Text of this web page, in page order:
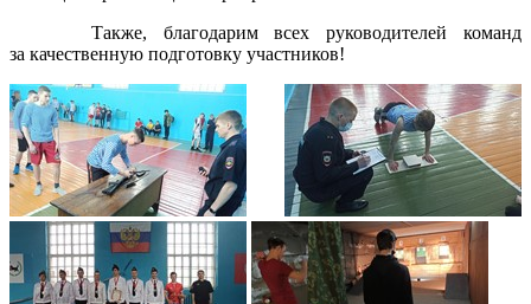
Также, благодарим всех руководителей команд
за качественную подготовку участников!